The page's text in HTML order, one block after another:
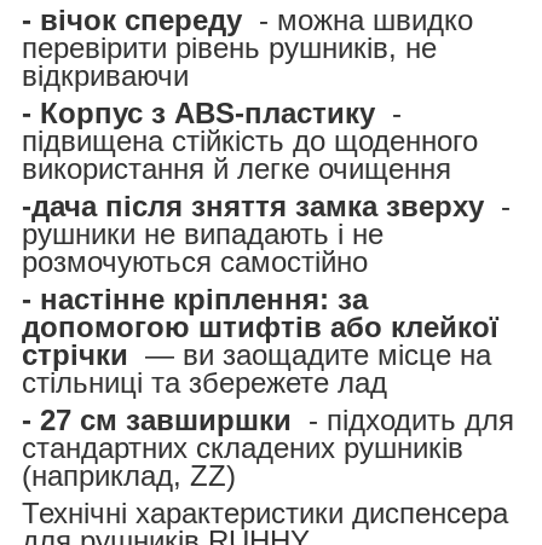
- вічок спереду - можна швидко
перевірити рівень рушників, не
відкриваючи
- Корпус з ABS-пластику -
підвищена стійкість до щоденного
використання й легке очищення
-дача після зняття замка зверху -
рушники не випадають і не
розмочуються самостійно
- настінне кріплення: за
допомогою штифтів або клейкої
стрічки — ви заощадите місце на
стільниці та збережете лад
- 27 см завширшки - підходить для
стандартних складених рушників
(наприклад, ZZ)
Технічні характеристики диспенсера